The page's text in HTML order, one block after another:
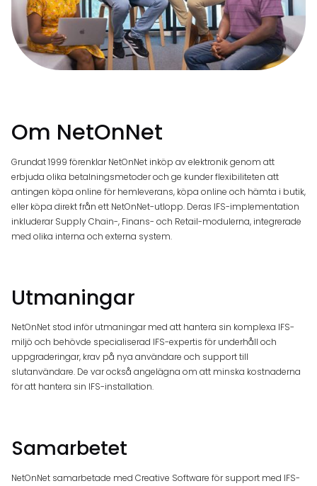
Om NetOnNet
Grundat 1999 förenklar NetOnNet inköp av elektronik genom att
erbjuda olika betalningsmetoder och ge kunder flexibiliteten att
antingen köpa online för hemleverans, köpa online och hämta i butik,
eller köpa direkt från ett NetOnNet-utlopp. Deras IFS-implementation
inkluderar Supply Chain-, Finans- och Retail-modulerna, integrerade
med olika interna och externa system.
Utmaningar
NetOnNet stod inför utmaningar med att hantera sin komplexa IFS-
miljö och behövde specialiserad IFS-expertis för underhåll och
uppgraderingar, krav på nya användare och support till
slutanvändare. De var också angelägna om att minska kostnaderna
för att hantera sin IFS-installation.
Samarbetet
NetOnNet samarbetade med Creative Software för support med IFS-